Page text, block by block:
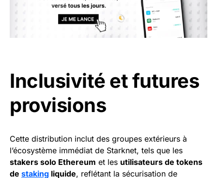
Inclusivité et futures
provisions
Cette distribution inclut des groupes extérieurs à
l’écosystème immédiat de Starknet, tels que les
stakers solo Ethereum et les utilisateurs de tokens
de staking liquide, reflétant la sécurisation de